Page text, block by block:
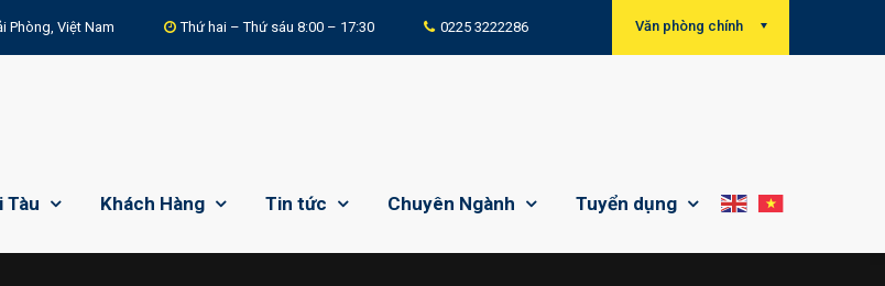
Văn phòng chính
Phòng, Việt Nam Thứ hai – Thứ sáu 8:00 – 17:30 0225 3222286
Tàu Khách Hàng Tin tức Chuyên Ngành Tuyển dụng